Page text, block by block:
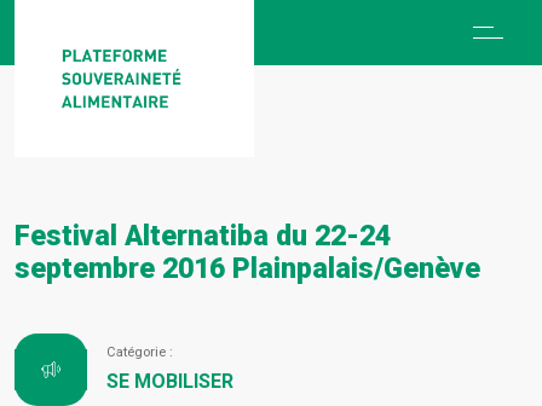
Festival Alternatiba du 22-24
septembre 2016 Plainpalais/Genève
Catégorie :
SE MOBILISER